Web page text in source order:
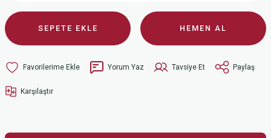
SEPETE EKLE HEMEN AL
Yorum Yaz Tavsiye Et Paylaş
Karşılaştır